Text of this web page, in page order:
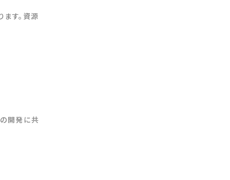
す。資源
開発に共